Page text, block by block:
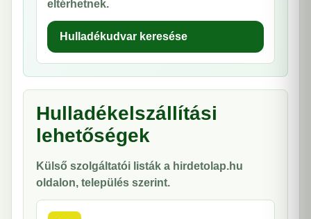
eltérhetnek.
Hulladékudvar keresése
Hulladékelszállítási
lehetőségek
Külső szolgáltatói listák a hirdetolap.hu
oldalon, település szerint.